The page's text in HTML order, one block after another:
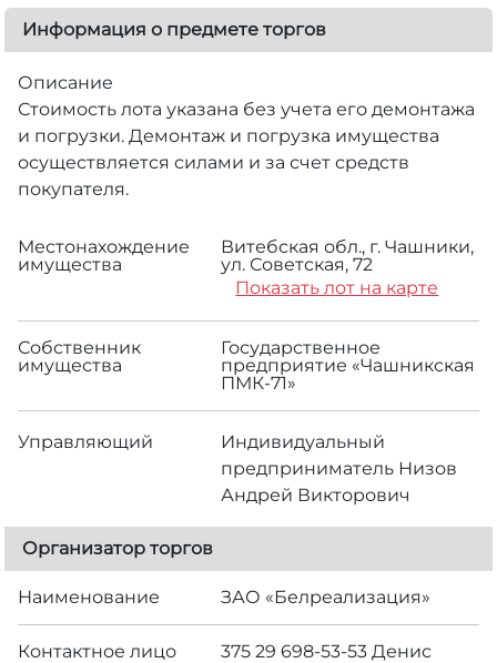
Информация о предмете торгов
Описание
Стоимость лота указана без учета его демонтажа
и погрузки. Демонтаж и погрузка имущества
осуществляется силами и за счет средств
покупателя.
Местонахождение
имущества
Витебская обл., г. Чашники,
ул. Советская, 72
Показать лот на карте
Собственник
имущества
Государственное
предприятие «Чашникская
ПМК-71»
Управляющий
Индивидуальный
предприниматель Низов
Андрей Викторович
Организатор торгов
Наименование ЗАО «Белреализация»
Контактное лицо 375 29 698-53-53 Денис